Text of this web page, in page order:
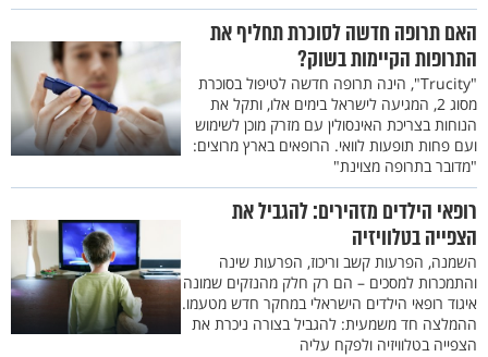
האם תרופה חדשה לסוכרת תחליף את
התרופות הקיימות בשוק?
"Trucity", הינה תרופה חדשה לטיפול בסוכרת
מסוג 2, המגיעה לישראל בימים אלו, ותקל את
הנוחות בצריכת האינסולין עם מזרק מוכן לשימוש
ועם פחות תופעות לוואי. הרופאים בארץ מרוצים:
"מדובר בתרופה מצוינת"
רופאי הילדים מזהירים: להגביל את
הצפייה בטלוויזיה
השמנה, הפרעות קשב וריכוז, הפרעות שינה
והתמכרות למסכים – הם רק חלק מהנזקים שמונה
איגוד רופאי הילדים הישראלי במחקר חדש מטעמו.
ההמלצה חד משמעית: להגביל בצורה ניכרת את
הצפייה בטלוויזיה ולפקח עליה